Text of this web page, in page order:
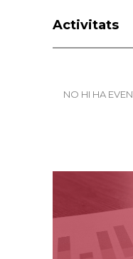
Activitats
NO HI HA